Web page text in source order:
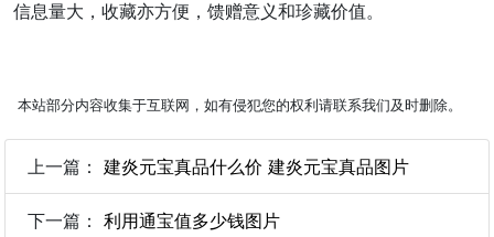
信息量大，收藏亦方便，馈赠意义和珍藏价值。
本站部分内容收集于互联网，如有侵犯您的权利请联系我们及时删除。
上一篇： 建炎元宝真品什么价 建炎元宝真品图片
下一篇： 利用通宝值多少钱图片